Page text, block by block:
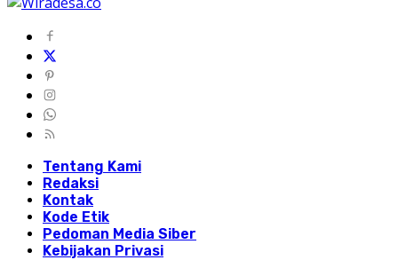
Tentang Kami
Redaksi
Kontak
Kode Etik
Pedoman Media Siber
Kebijakan Privasi